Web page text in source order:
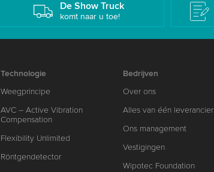
De Show Truck
komt naar u toe!
Technologie
Weegprincipe
AVC – Active Vibration
Compensation
Flexibility Unlimited
Röntgendetector
Bedrijven
Over ons
Alles van één leverancier
Ons management
Vestigingen
Wipotec Foundation